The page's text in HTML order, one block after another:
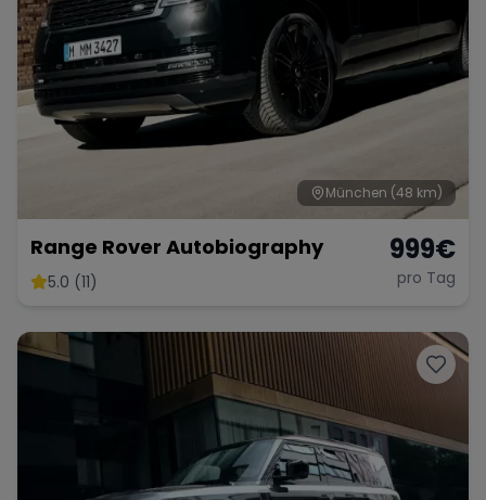
München (48 km)
Range Rover Autobiography
5.0 (11)
999€
pro Tag